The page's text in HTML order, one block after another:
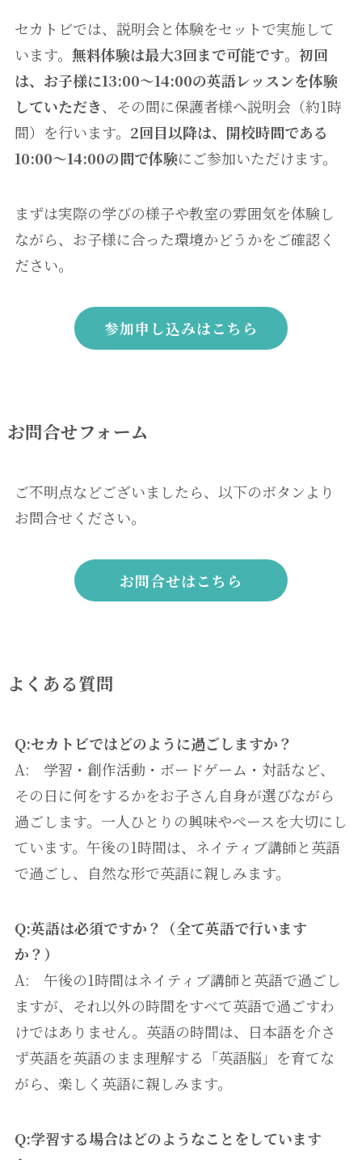
セカトビでは、説明会と体験をセットで実施して
います。 無料体験は最大3回まで可能です。 初回
は、お子様に13:00～14:00の英語レッスンを体験
していただき、その間に保護者様へ説明会（約1時
間）を行います。 2回目以降は、開校時間である
10:00～14:00の間で体験にご参加いただけます。
まずは実際の学びの様子や教室の雰囲気を体験し
ながら、お子様に合った環境かどうかをご確認く
ださい。
参加申し込みはこちら
お問合せフォーム
ご不明点などございましたら、以下のボタンより
お問合せください。
お問合せはこちら
よくある質問
Q:セカトビではどのように過ごしますか？
A: 学習・創作活動・ボードゲーム・対話など、
その日に何をするかをお子さん自身が選びながら
過ごします。一人ひとりの興味やペースを大切にし
ています。午後の1時間は、ネイティブ講師と英語
で過ごし、自然な形で英語に親しみます。
Q:英語は必須ですか？（全て英語で行います
か？）
A: 午後の1時間はネイティブ講師と英語で過ごし
ますが、それ以外の時間をすべて英語で過ごすわ
けではありません。英語の時間は、日本語を介さ
ず英語を英語のまま理解する「英語脳」を育てな
がら、楽しく英語に親しみます。
Q:学習する場合はどのようなことをしています